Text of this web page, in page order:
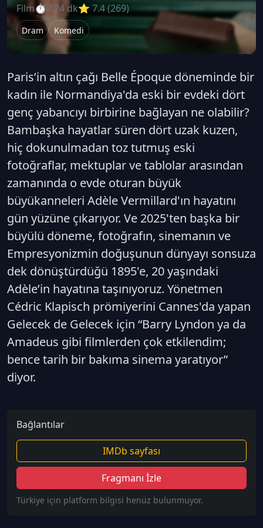
Film⏱ 124 dk⭐ 7.4 (269)
Dram Komedi
Paris’in altın çağı Belle Époque döneminde bir
kadın ile Normandiya'da eski bir evdeki dört
genç yabancıyı birbirine bağlayan ne olabilir?
Bambaşka hayatlar süren dört uzak kuzen,
hiç dokunulmadan toz tutmuş eski
fotoğraflar, mektuplar ve tablolar arasından
zamanında o evde oturan büyük
büyükanneleri Adèle Vermillard'ın hayatını
gün yüzüne çıkarıyor. Ve 2025'ten başka bir
büyülü döneme, fotoğrafın, sinemanın ve
Empresyonizmin doğuşunun dünyayı sonsuza
dek dönüştürdüğü 1895'e, 20 yaşındaki
Adèle’in hayatına taşınıyoruz. Yönetmen
Cédric Klapisch prömiyerini Cannes'da yapan
Gelecek de Gelecek için “Barry Lyndon ya da
Amadeus gibi filmlerden çok etkilendim;
bence tarih bir bakıma sinema yaratıyor”
diyor.
Bağlantılar
IMDb sayfası
Fragmanı İzle
Türkiye için platform bilgisi henüz bulunmuyor.